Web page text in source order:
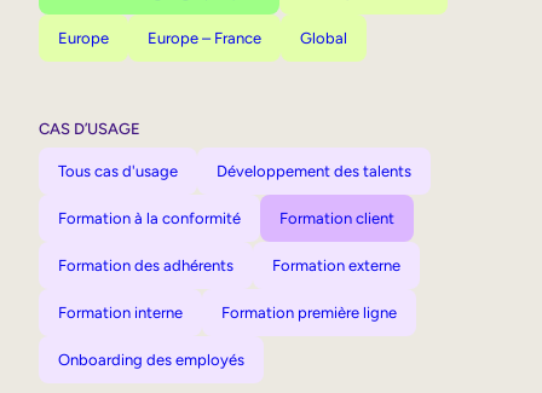
Europe Europe – France Global
CAS D’USAGE
Tous cas d'usage Développement des talents
Formation à la conformité Formation client
Formation des adhérents Formation externe
Formation interne Formation première ligne
Onboarding des employés